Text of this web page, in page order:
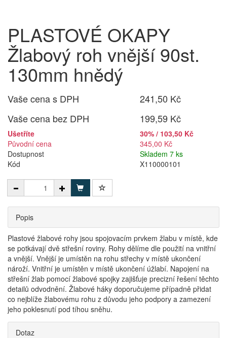
PLASTOVÉ OKAPY
Žlabový roh vnější 90st.
130mm hnědý
Vaše cena s DPH
241,50 Kč
Vaše cena bez DPH
199,59 Kč
Ušetříte
30% / 103,50 Kč
Původní cena
345,00 Kč
Dostupnost
Skladem 7 ks
Kód
X110000101
Popis
Plastové žlabové rohy jsou spojovacím prvkem žlabu v místě, kde
se potkávají dvě střešní roviny. Rohy dělíme dle použití na vnitřní
a vnější. Vnější je umístěn na rohu střechy v místě ukončení
nároží. Vnitřní je umístěn v místě ukončení úžlabí. Napojení na
střešní žlab pomocí žlabové spojky zajišťuje precizní řešení těchto
detailů odvodnění. Žlabové háky doporučujeme případně přidat
co nejblíže žlabovému rohu z důvodu jeho podpory a zamezení
jeho poklesnutí pod tíhou sněhu.
Dotaz